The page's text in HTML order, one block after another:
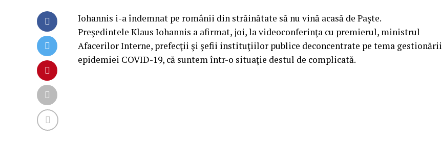
Iohannis i-a îndemnat pe românii din străinătate să nu vină acasă de Paşte.
Preşedintele Klaus Iohannis a afirmat, joi, la videoconferinţa cu premierul, ministrul
Afacerilor Interne, prefecţii şi şefii instituţiilor publice deconcentrate pe tema gestionării
epidemiei COVID-19, că suntem într-o situaţie destul de complicată.